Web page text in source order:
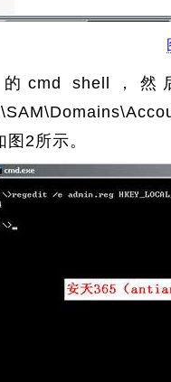
cmd shell，然
2所示。